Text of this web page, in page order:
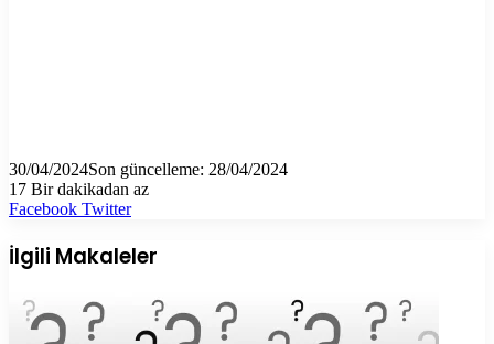
30/04/2024Son güncelleme: 28/04/2024
17 Bir dakikadan az
Facebook TwitterLinkedIn
Tumblr
Pinterest
Reddit
VKontakte
E-
ile
paylaş
Yazdır
İlgili Makaleler